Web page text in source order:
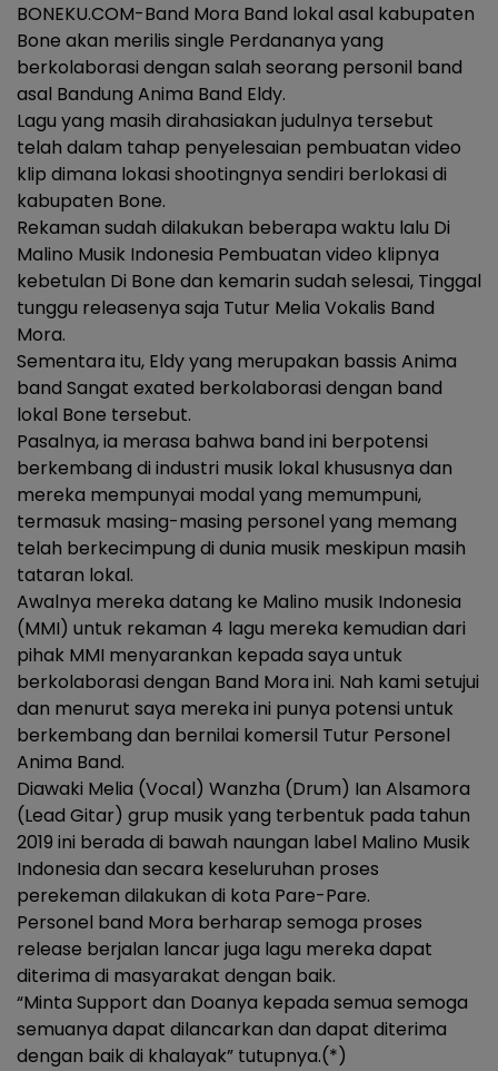
BONEKU.COM-Band Mora Band lokal asal kabupaten
Bone akan merilis single Perdananya yang
berkolaborasi dengan salah seorang personil band
asal Bandung Anima Band Eldy.
Lagu yang masih dirahasiakan judulnya tersebut
telah dalam tahap penyelesaian pembuatan video
klip dimana lokasi shootingnya sendiri berlokasi di
kabupaten Bone.
Rekaman sudah dilakukan beberapa waktu lalu Di
Malino Musik Indonesia Pembuatan video klipnya
kebetulan Di Bone dan kemarin sudah selesai, Tinggal
tunggu releasenya saja Tutur Melia Vokalis Band
Mora.
Sementara itu, Eldy yang merupakan bassis Anima
band Sangat exated berkolaborasi dengan band
lokal Bone tersebut.
Pasalnya, ia merasa bahwa band ini berpotensi
berkembang di industri musik lokal khususnya dan
mereka mempunyai modal yang memumpuni,
termasuk masing-masing personel yang memang
telah berkecimpung di dunia musik meskipun masih
tataran lokal.
Awalnya mereka datang ke Malino musik Indonesia
(MMI) untuk rekaman 4 lagu mereka kemudian dari
pihak MMI menyarankan kepada saya untuk
berkolaborasi dengan Band Mora ini. Nah kami setujui
dan menurut saya mereka ini punya potensi untuk
berkembang dan bernilai komersil Tutur Personel
Anima Band.
Diawaki Melia (Vocal) Wanzha (Drum) Ian Alsamora
(Lead Gitar) grup musik yang terbentuk pada tahun
2019 ini berada di bawah naungan label Malino Musik
Indonesia dan secara keseluruhan proses
perekeman dilakukan di kota Pare-Pare.
Personel band Mora berharap semoga proses
release berjalan lancar juga lagu mereka dapat
diterima di masyarakat dengan baik.
“Minta Support dan Doanya kepada semua semoga
semuanya dapat dilancarkan dan dapat diterima
dengan baik di khalayak” tutupnya.(*)